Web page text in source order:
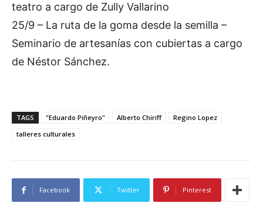
r
d
e
u
o
teatro a cargo de Zully Vallarino
25/9 – La ruta de la goma desde la semilla –
Seminario de artesanías con cubiertas a cargo
de Néstor Sánchez.
TAGS "Eduardo Piñeyro" Alberto Chiriff
Regino Lopez
talleres culturales
Facebook Twitter Pinterest